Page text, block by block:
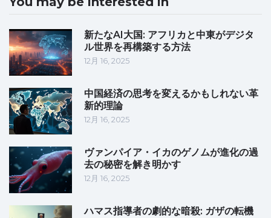
新たなAI大国: アフリカと中東がデジタ
ル世界を再構築する方法
12月 16, 2025
中国経済の思考を変えるかもしれない革
新的理論
12月 16, 2025
ヴァンパイア・イカのゲノムが進化の過
去の秘密を解き明かす
12月 16, 2025
ハマス指導者の劇的な暗殺: ガザの転機